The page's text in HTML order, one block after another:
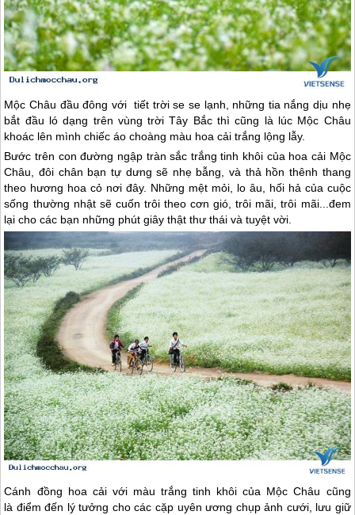
Mộc Châu đầu đông với tiết trời se se lạnh, những tia nắng dịu nhẹ
bắt đầu ló dạng trên vùng trời Tây Bắc thì cũng là lúc Mộc Châu
khoác lên mình chiếc áo choàng màu hoa cải trắng lộng lẫy.
Bước trên con đường ngập tràn sắc trắng tinh khôi của hoa cải Mộc
Châu , đôi chân bạn tự dưng sẽ nhẹ bẫng, và thả hồn thênh thang
theo hương hoa cỏ nơi đây. Những mệt mỏi, lo âu, hối hả của cuộc
sống thường nhật sẽ cuốn trôi theo cơn gió, trôi mãi, trôi mãi...đem
lại cho các bạn những phút giây thật thư thái và tuyệt vời.
Cánh đồng hoa cải với màu trắng tinh khôi của Mộc Châu cũng
là điểm đến lý tưởng cho các cặp uyên ương chụp ảnh cưới, lưu giữ